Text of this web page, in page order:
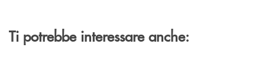
Ti potrebbe interessare anche: